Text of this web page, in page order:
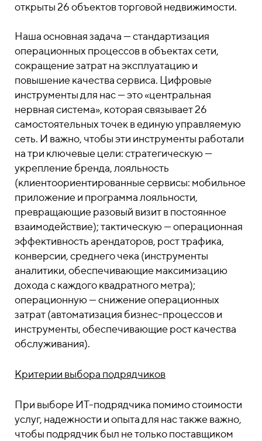
открыты 26 объектов торговой недвижимости.
Наша основная задача — стандартизация
операционных процессов в объектах сети,
сокращение затрат на эксплуатацию и
повышение качества сервиса. Цифровые
инструменты для нас — это «центральная
нервная система», которая связывает 26
самостоятельных точек в единую управляемую
сеть. И важно, чтобы эти инструменты работали
на три ключевые цели: стратегическую —
укрепление бренда, лояльность
(клиентоориентированные сервисы: мобильное
приложение и программа лояльности,
превращающие разовый визит в постоянное
взаимодействие); тактическую — операционная
эффективность арендаторов, рост трафика,
конверсии, среднего чека (инструменты
аналитики, обеспечивающие максимизацию
дохода с каждого квадратного метра);
операционную — снижение операционных
затрат (автоматизация бизнес-процессов и
инструменты, обеспечивающие рост качества
обслуживания).
Критерии выбора подрядчиков
При выборе ИТ-подрядчика помимо стоимости
услуг, надежности и опыта для нас также важно,
чтобы подрядчик был не только поставщиком